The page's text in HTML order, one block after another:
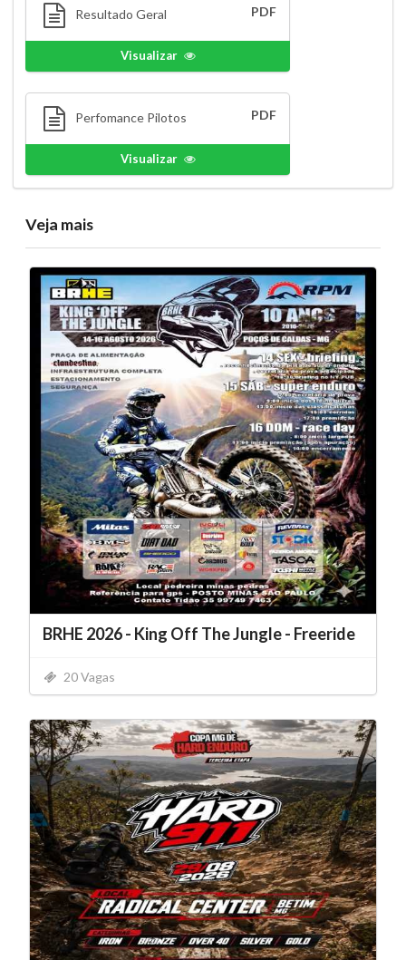
Resultado Geral PDF
Visualizar
Perfomance Pilotos PDF
Visualizar
Veja mais
BRHE 2026 - King Off The Jungle - Freeride
20 Vagas